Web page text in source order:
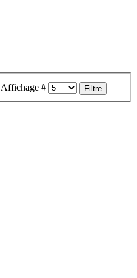
Affichage # Filtre